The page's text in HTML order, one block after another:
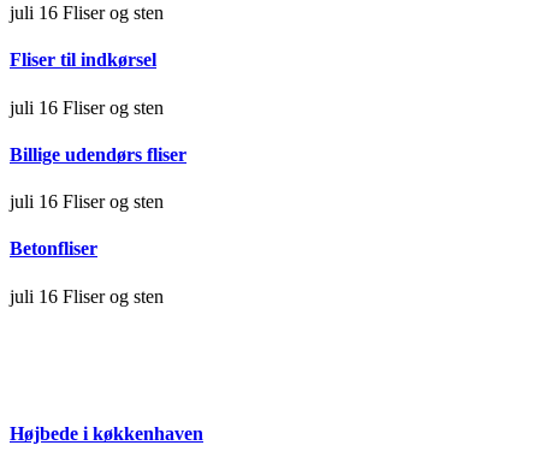
juli 16 Fliser og sten
Fliser til indkørsel
juli 16 Fliser og sten
Billige udendørs fliser
juli 16 Fliser og sten
Betonfliser
juli 16 Fliser og sten
Højbede i køkkenhaven